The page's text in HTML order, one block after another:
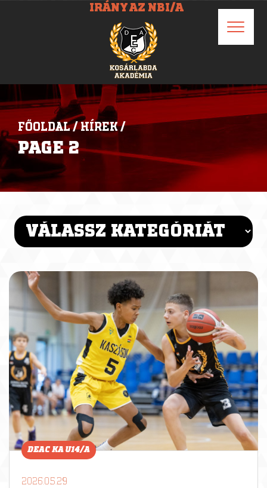
IRÁNY AZ NBI/A
FŐOLDAL / HÍREK /
PAGE 2
DEAC KA U14/A
2026.05.29